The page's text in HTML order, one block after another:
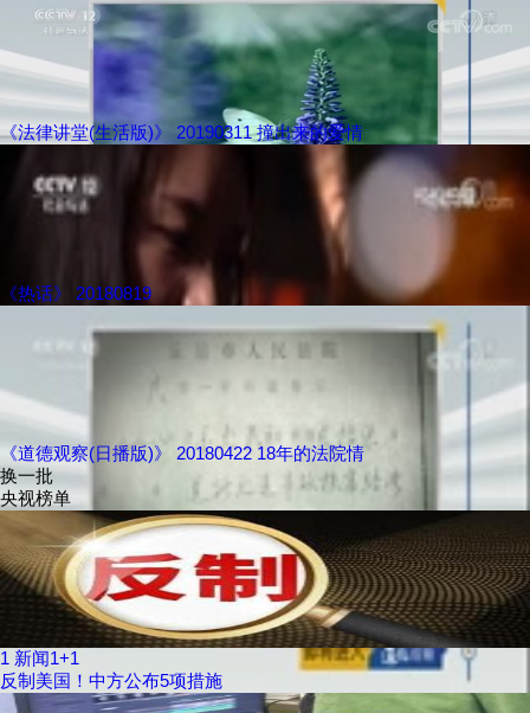
《法律讲堂(生活版)》 20190311 撞出来的爱情
《热话》 20180819
《道德观察(日播版)》 20180422 18年的法院情
换一批
央视榜单
1 新闻1+1
反制美国！中方公布5项措施